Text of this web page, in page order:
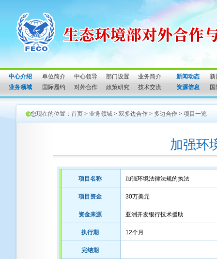
中心介绍 单位简介 中心领导 部门设置
业务简介
业务领域
国际履约 对外合作 政策研究 技术交流
新闻动态
新
资源信息
您现在的位置： 首页 > 业务领域 > 双多边合作 > 多边合作 > 项目一览
加强环
项目名称 加强环境法律法规的执法
项目资金 30万美元
资金来源 亚洲开发银行技术援助
执行期 12个月
完结期